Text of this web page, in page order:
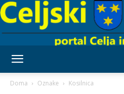
Doma Oznake Kosilnica